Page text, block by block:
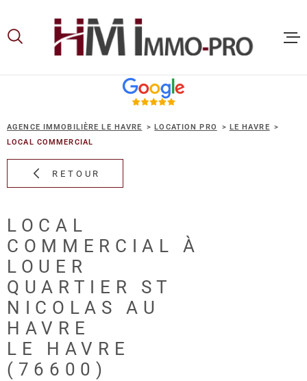
lamenu
contenu
AGENCE IMMOBILIÈRE LE HAVRE LOCATION PRO
LE HAVRE
LOCAL COMMERCIAL
RETOUR
LOCAL
COMMERCIAL À
LOUER
QUARTIER ST
NICOLAS AU
HAVRE
LE HAVRE
(76600)